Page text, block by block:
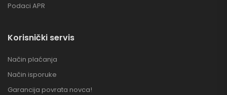
Podaci APR
Korisnički servis
Način plaćanja
Način isporuke
Garancija povrata novca!